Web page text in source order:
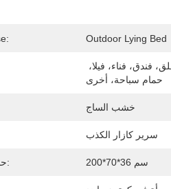
Outdoor Lying Bed
حمام سباحة، أخرى
خشب الساج
سرير كازار الكذب
حجم الكرسي: 200*70*36 سم